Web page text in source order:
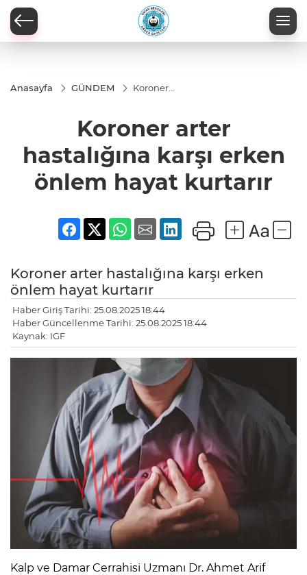
Anasayfa GÜNDEM
Koroner
önlem
kurtarır
Koroner arter
hastalığına karşı erken
önlem hayat kurtarır
Koroner arter hastalığına karşı erken
önlem hayat kurtarır
Haber Giriş Tarihi: 25.08.2025 18:44
Haber Güncellenme Tarihi: 25.08.2025 18:44
Kaynak: IGF
Kalp ve Damar Cerrahisi Uzmanı Dr. Ahmet Arif